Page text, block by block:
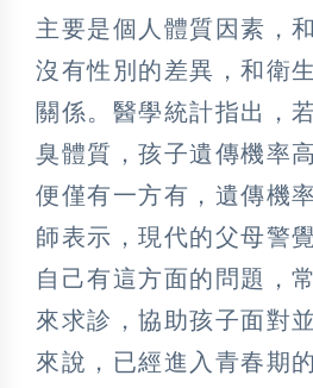
主要是個人體質因素，
沒有性別的差異，和衛
關係。醫學統計指出，
臭體質，孩子遺傳機率
便僅有一方有，遺傳機
師表示，現代的父母警
自己有這方面的問題，
來求診，協助孩子面對
來說，已經進入青春期